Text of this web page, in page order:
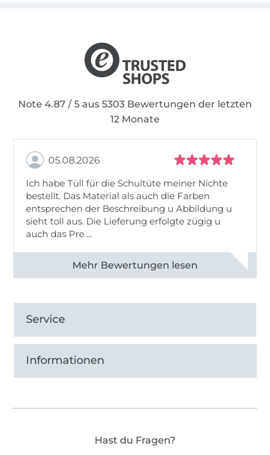
Note 4.87 / 5 aus 5303 Bewertungen der letzten
12 Monate
05.08.2026
Ich habe Tüll für die Schultüte meiner Nichte
bestellt. Das Material als auch die Farben
entsprechen der Beschreibung u Abbildung u
sieht toll aus. Die Lieferung erfolgte zügig u
auch das Pre ...
Alle 82950 Bewertungen ansehen
Service
Informationen
Hast du Fragen?